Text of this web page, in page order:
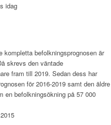
idag
kompletta befolkningsprognosen är
skrevs den väntade
fram till 2019. Sedan dess har
för 2016-2019 samt den äldre
en befolkningsökning på 57 000